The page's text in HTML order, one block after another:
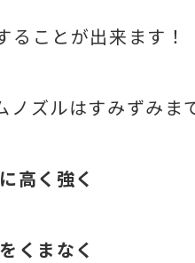
ることが出来ます！
ノズルはすみずみ
高く強く
くまなく